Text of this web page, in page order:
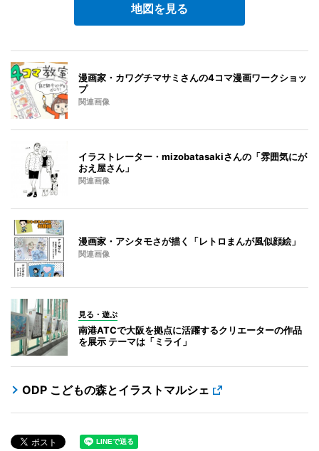
地図を見る
漫画家・カワグチマサミさんの4コマ漫画ワークショッ
プ
関連画像
イラストレーター・mizobatasakiさんの「雰囲気にが
おえ屋さん」
関連画像
漫画家・アシタモさが描く「レトロまんが風似顔絵」
関連画像
見る・遊ぶ
南港ATCで大阪を拠点に活躍するクリエーターの作品
を展示 テーマは「ミライ」
ODP こどもの森とイラストマルシェ